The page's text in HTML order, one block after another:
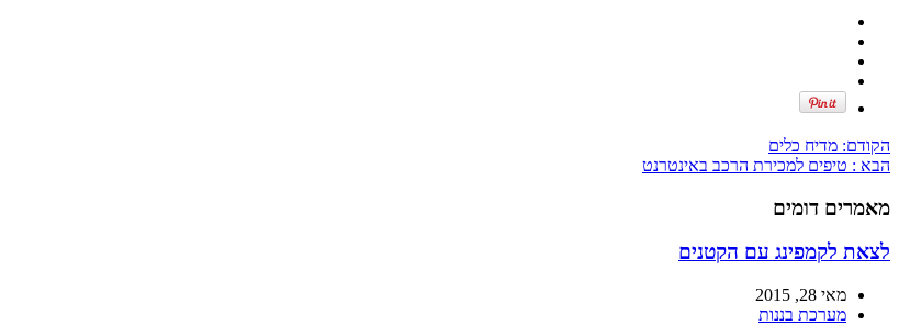
הקודם: מדיח כלים
הבא : טיפים למכירת הרכב באינטרנט
מאמרים דומים
לצאת לקמפינג עם הקטנים
מאי 28, 2015
מערכת בננות